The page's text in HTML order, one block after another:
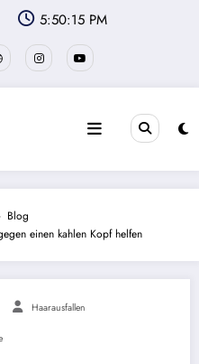
5:50:16 PM
Blog
einen kahlen Kopf helfen
Haarausfallen